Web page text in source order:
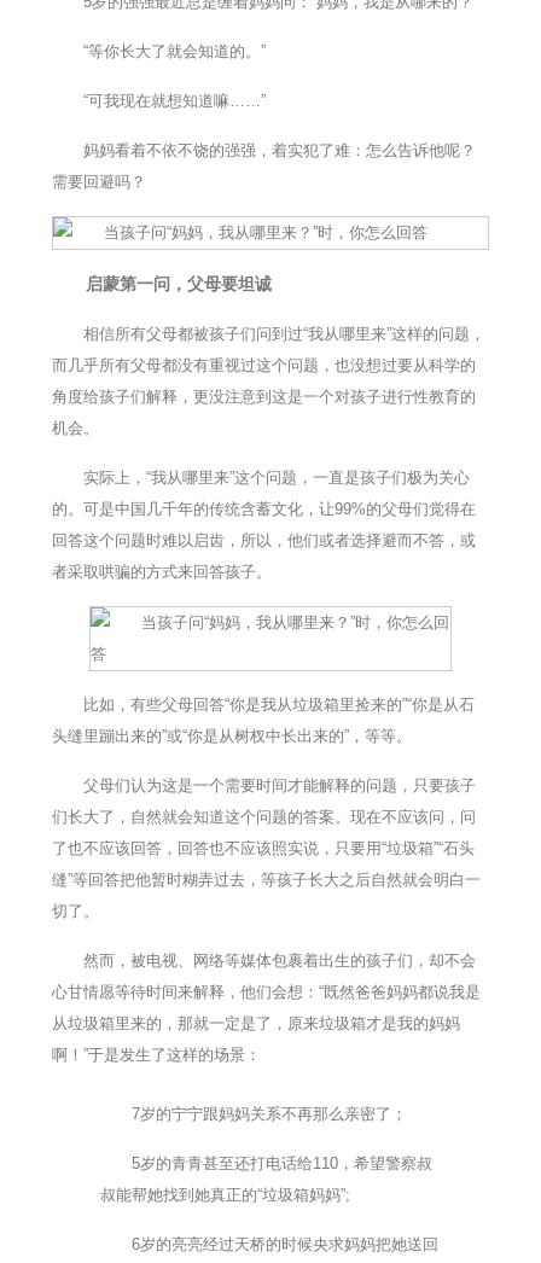
“等你长大了就会知道的。”
“可我现在就想知道嘛……”
妈妈看着不依不饶的强强，着实犯了难：怎么告诉他呢？
需要回避吗？
启蒙第一问，父母要坦诚
相信所有父母都被孩子们问到过“我从哪里来”这样的问题，
而几乎所有父母都没有重视过这个问题，也没想过要从科学的
角度给孩子们解释，更没注意到这是一个对孩子进行性教育的
机会。
实际上，“我从哪里来”这个问题，一直是孩子们极为关心
的。可是中国几千年的传统含蓄文化，让99%的父母们觉得在
回答这个问题时难以启齿，所以，他们或者选择避而不答，或
者采取哄骗的方式来回答孩子。
比如，有些父母回答“你是我从垃圾箱里捡来的”“你是从石
头缝里蹦出来的”或“你是从树杈中长出来的”，等等。
父母们认为这是一个需要时间才能解释的问题，只要孩子
们长大了，自然就会知道这个问题的答案。现在不应该问，问
了也不应该回答，回答也不应该照实说，只要用“垃圾箱”“石头
缝”等回答把他暂时糊弄过去，等孩子长大之后自然就会明白一
切了。
然而，被电视、网络等媒体包裹着出生的孩子们，却不会
心甘情愿等待时间来解释，他们会想：“既然爸爸妈妈都说我是
从垃圾箱里来的，那就一定是了，原来垃圾箱才是我的妈妈
啊！”于是发生了这样的场景：
7岁的宁宁跟妈妈关系不再那么亲密了；
5岁的青青甚至还打电话给110，希望警察叔
叔能帮她找到她真正的“垃圾箱妈妈”;
6岁的亮亮经过天桥的时候央求妈妈把她送回